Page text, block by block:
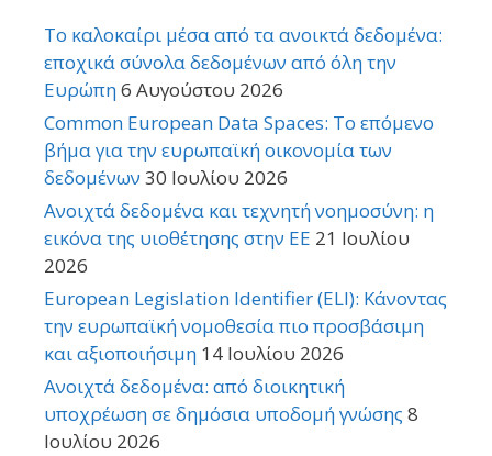
Το καλοκαίρι μέσα από τα ανοικτά δεδομένα:
εποχικά σύνολα δεδομένων από όλη την
Ευρώπη6 Αυγούστου 2026
Common European Data Spaces: Το επόμενο
βήμα για την ευρωπαϊκή οικονομία των
δεδομένων 30 Ιουλίου 2026
Ανοιχτά δεδομένα και τεχνητή νοημοσύνη: η
εικόνα της υιοθέτησης στην ΕΕ 21 Ιουλίου
2026
European Legislation Identifier (ELI): Κάνοντας
την ευρωπαϊκή νομοθεσία πιο προσβάσιμη
και αξιοποιήσιμη 14 Ιουλίου 2026
Ανοιχτά δεδομένα: από διοικητική
υποχρέωση σε δημόσια υποδομή γνώσης 8
Ιουλίου 2026